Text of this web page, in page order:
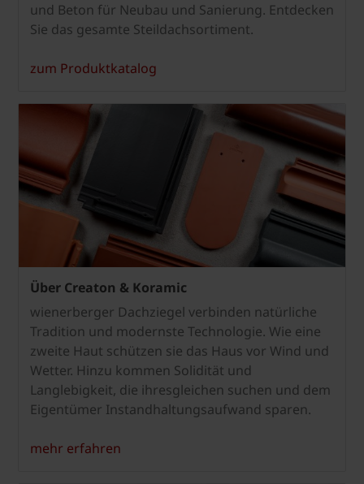
und Beton für Neubau und Sanierung. Entdecken
Sie das gesamte Steildachsortiment.
zum Produktkatalog
Über Creaton & Koramic
wienerberger Dachziegel verbinden natürliche
Tradition und modernste Technologie. Wie eine
zweite Haut schützen sie das Haus vor Wind und
Wetter. Hinzu kommen Solidität und
Langlebigkeit, die ihresgleichen suchen und dem
Eigentümer Instandhaltungsaufwand sparen.
mehr erfahren